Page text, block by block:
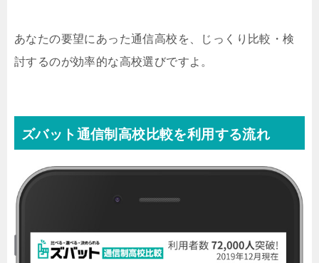
あなたの要望にあった通信高校を、じっくり比較・検
討するのが効率的な高校選びですよ。
ズバット通信制高校比較を利用する流れ